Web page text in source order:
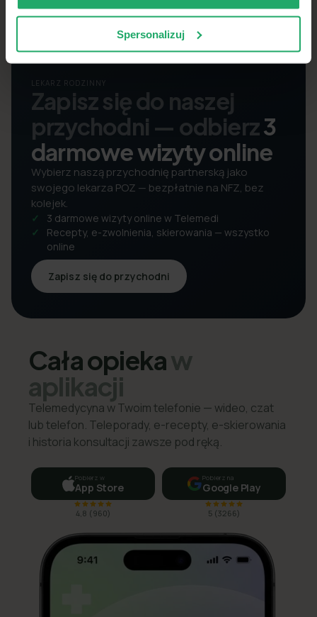
Spersonalizuj
LEKARZ RODZINNY
Zapisz się do naszej
przychodni — odbierz3
darmowe wizyty online
Wybierz naszą przychodnię partnerską jako
swojego lekarza POZ — bezpłatnie na NFZ, bez
kolejek.
3 darmowe wizyty online w Telemedi
Recepty, e-zwolnienia, skierowania — wszystko
online
Zapisz się do przychodni
Cała opiekaw
aplikacji
Telemedycyna w Twoim telefonie — wideo, czat
lub telefon. Teleporady, e-recepty, e-skierowania
i historia konsultacji zawsze pod ręką.
Pobierz w
App Store
4,8 ( 960)
Pobierz na
Google Play
5 (3266)